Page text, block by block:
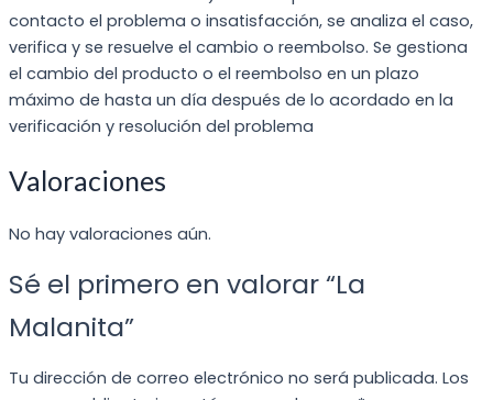
contacto el problema o insatisfacción, se analiza el caso,
verifica y se resuelve el cambio o reembolso. Se gestiona
el cambio del producto o el reembolso en un plazo
máximo de hasta un día después de lo acordado en la
verificación y resolución del problema
Valoraciones
No hay valoraciones aún.
Sé el primero en valorar “La
Malanita”
Tu dirección de correo electrónico no será publicada. Los